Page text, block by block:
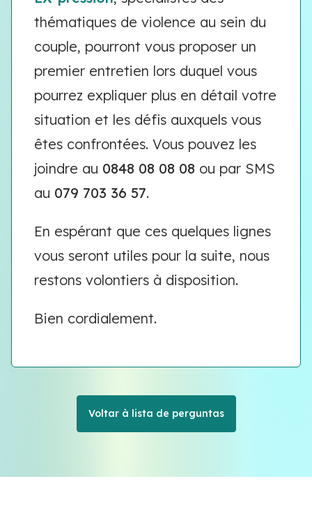
thématiques de violence au sein du
couple, pourront vous proposer un
premier entretien lors duquel vous
pourrez expliquer plus en détail votre
situation et les défis auxquels vous
êtes confrontées. Vous pouvez les
joindre au 0848 08 08 08 ou par SMS
au 079 703 36 57.
En espérant que ces quelques lignes
vous seront utiles pour la suite, nous
restons volontiers à disposition.
Bien cordialement.
Voltar à lista de perguntas